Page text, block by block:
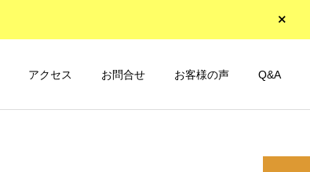
アクセス お問合せ お客様の声 Q&A